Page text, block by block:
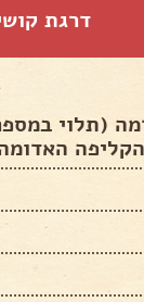
דרגת
(תלוי